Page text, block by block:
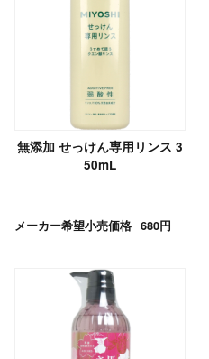
無添加 せっけん専用リンス 3
50mL
メーカー希望小売価格 680円